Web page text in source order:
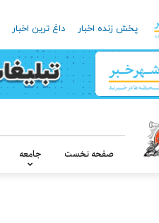
پخش زنده اخبار داغ ترین اخبار